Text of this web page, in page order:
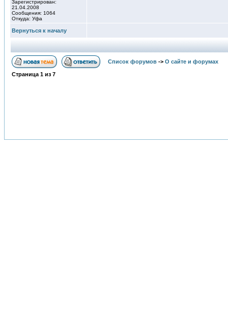
Зарегистрирован:
21.04.2008
Сообщения: 1064
Откуда: Уфа
Вернуться к началу
Список форумов -> О сайте и форумах
Страница 1 из 7